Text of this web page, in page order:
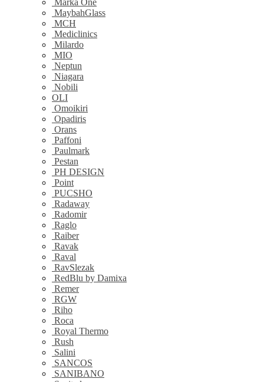
Marka One
MaybahGlass
MCH
Mediclinics
Milardo
MIO
Neptun
Niagara
Nobili
OLI
Omoikiri
Opadiris
Orans
Paffoni
Paulmark
Pestan
PH DESIGN
Point
PUCSHO
Radaway
Radomir
Raglo
Raiber
Ravak
Raval
RavSlezak
RedBlu by Damixa
Remer
RGW
Riho
Roca
Royal Thermo
Rush
Salini
SANCOS
SANIBANO